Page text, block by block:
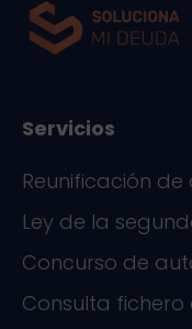
Servicios
Reunificación
Ley de la
Concurso de
Consulta fichero